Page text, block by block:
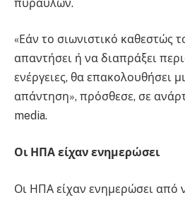
πυραύλων.
«Εάν το σιωνιστικό καθεστώς
απαντήσει ή να διαπράξει
ενέργειες, θα επακολουθήσει
απάντηση», πρόσθεσε, σε
media.
Οι ΗΠΑ είχαν ενημερώσει
Οι ΗΠΑ είχαν ενημερώσει από